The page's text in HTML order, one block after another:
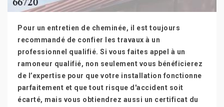
Pour un entretien de cheminée, il est toujours
recommandé de confier les travaux à un
professionnel qualifié. Si vous faites appel à un
ramoneur qualifié, non seulement vous bénéficierez
de l’expertise pour que votre installation fonctionne
parfaitement et que tout risque d'accident soit
écarté, mais vous obtiendrez aussi un certificat du